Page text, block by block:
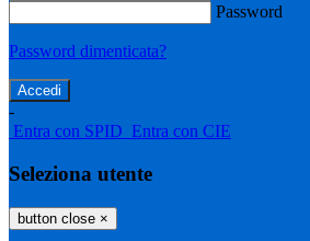
Password
Password dimenticata?
-
Entra con SPID Entra con CIE
Seleziona utente
button close ×